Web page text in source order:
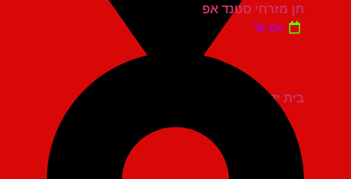
בית יד לבנים אשדוד
חן מזרחי סטנד אפ
יום ש'